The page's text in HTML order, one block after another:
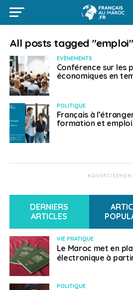
All posts tagged "emploi"
EVÈNEMENTS
Conférence sur les
économiques en
POLITIQUE
Français à
formation et emploi
DERNIERS
ARTICLES
VIE PRATIQUE
Le Maroc met en
électronique à
POLITIQUE